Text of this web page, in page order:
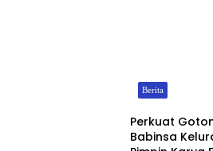
Berita
Perkuat
Babinsa